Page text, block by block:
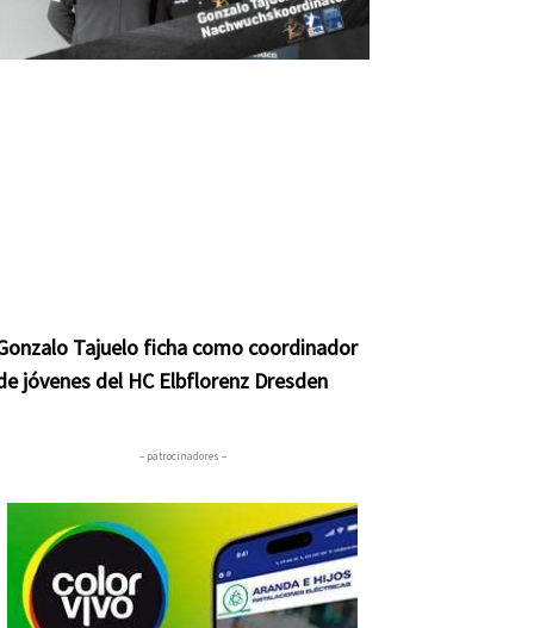
Tajuelo ficha como coordinador
jóvenes del HC Elbflorenz Dresden
– patrocinadores –